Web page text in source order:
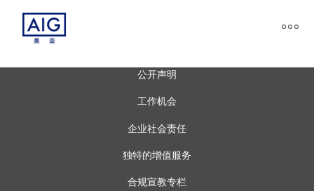
公开声明
工作机会
企业社会责任
独特的增值服务
合规宣教专栏